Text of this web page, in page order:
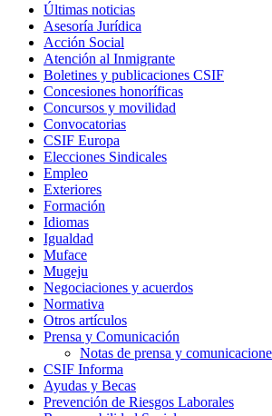
Últimas noticias
Asesoría Jurídica
Acción Social
Atención al Inmigrante
Boletines y publicaciones CSIF
Concesiones honoríficas
Concursos y movilidad
Convocatorias
CSIF Europa
Elecciones Sindicales
Empleo
Exteriores
Formación
Idiomas
Igualdad
Muface
Mugeju
Negociaciones y acuerdos
Normativa
Otros artículos
Prensa y Comunicación
Notas de prensa y
CSIF Informa
Ayudas y Becas
Prevención de Riesgos Laborales